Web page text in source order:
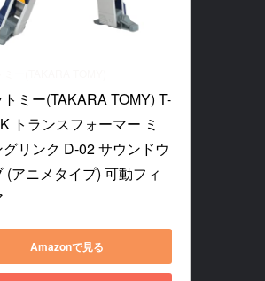
トミー(TAKARA TOMY) T-
トランスフォーマー ミ
グリンク D-02 サウンドウ
(アニメタイプ) 可動フィ
Amazonで見る